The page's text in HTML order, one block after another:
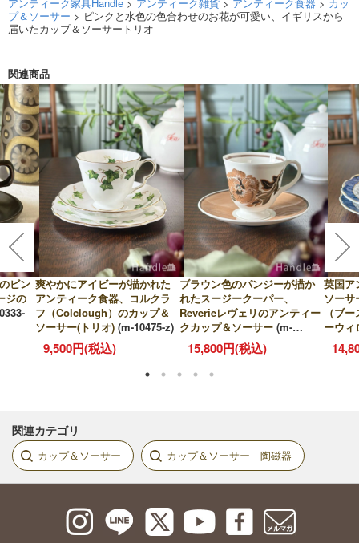
プ＆ソーサー > ピンクと水色の色合わせのお花が可愛い、イギリスから
届いたカップ＆ソーサートリオ
関連商品
ビン
ジの
爽やかにアイビーが描かれた
アンティーク食器、コルクラ
フ（Colclough）のカップ＆
ソーサー(トリオ) (m-10475-z)
9,500円(税込)
ブラウン色のパンジーが描か
れたスージークーパー、
Reverieレヴェリのアンティー
クカップ＆ソーサー (m-
10421-z)
15,800円(税込)
英国ア
ソーサ
（ブ
ーウ
関連カテゴリ
カップ＆ソーサー カップ＆ソーサー 陶磁器